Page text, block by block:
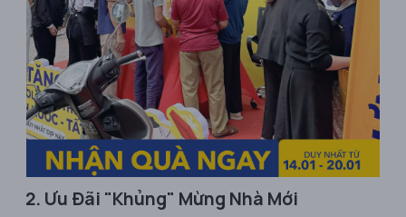
2. Ưu Đãi "Khủng" Mừng Nhà Mới